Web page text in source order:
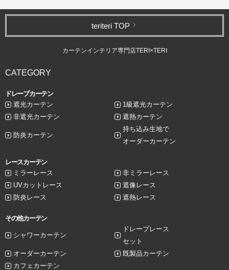
teriteri TOP
カーテンインテリア専門店TERI×TERI
CATEGORY
ドレープカーテン
遮光カーテン
1級遮光カーテン
非遮光カーテン
遮熱カーテン
防炎カーテン
持ち込み生地で
オーダーカーテン
レースカーテン
ミラーレース
非ミラーレース
UVカットレース
遮像レース
防炎レース
遮熱レース
その他カーテン
シャワーカーテン
ドレープレース
セット
オーダーカーテン
既製品カーテン
カフェカーテン